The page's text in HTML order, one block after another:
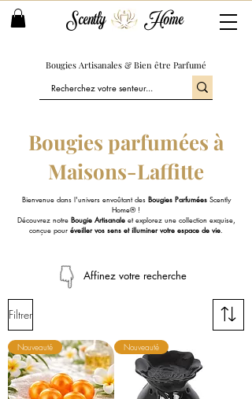
Scently Home
Bougies Artisanales & Bien être Parfumé
Bougies parfumées à
Maisons-Laffitte
Bienvenue dans l'univers envoûtant des Bougies ParfuméesScently
Home® !
Découvrez notre Bougie Artisanaleet explorez une collection exquise,
conçue pour éveiller vos sens et illuminer votre espace de vie.
Affinez votre recherche
Filtrer
Nouveauté Nouveauté